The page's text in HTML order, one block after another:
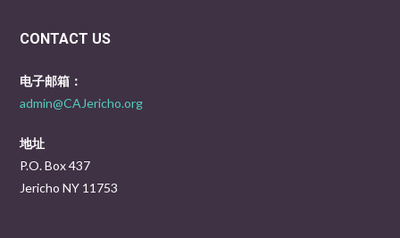
CONTACT US
电子邮箱：
admin@CAJericho.org
地址
P.O. Box 437
Jericho NY 11753